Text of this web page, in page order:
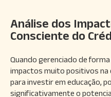
Análise dos
Consciente do
Quando gerenciado de
impactos muito positivos na
para investir em educação,
significativamente o